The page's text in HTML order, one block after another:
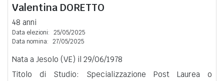
Valentina DORETTO
48 anni
Data elezioni: 25/05/2025
Data nomina: 27/05/2025
Nata a Jesolo (VE) il 29/06/1978
Titolo di Studio: Specializzazione Post Laurea o